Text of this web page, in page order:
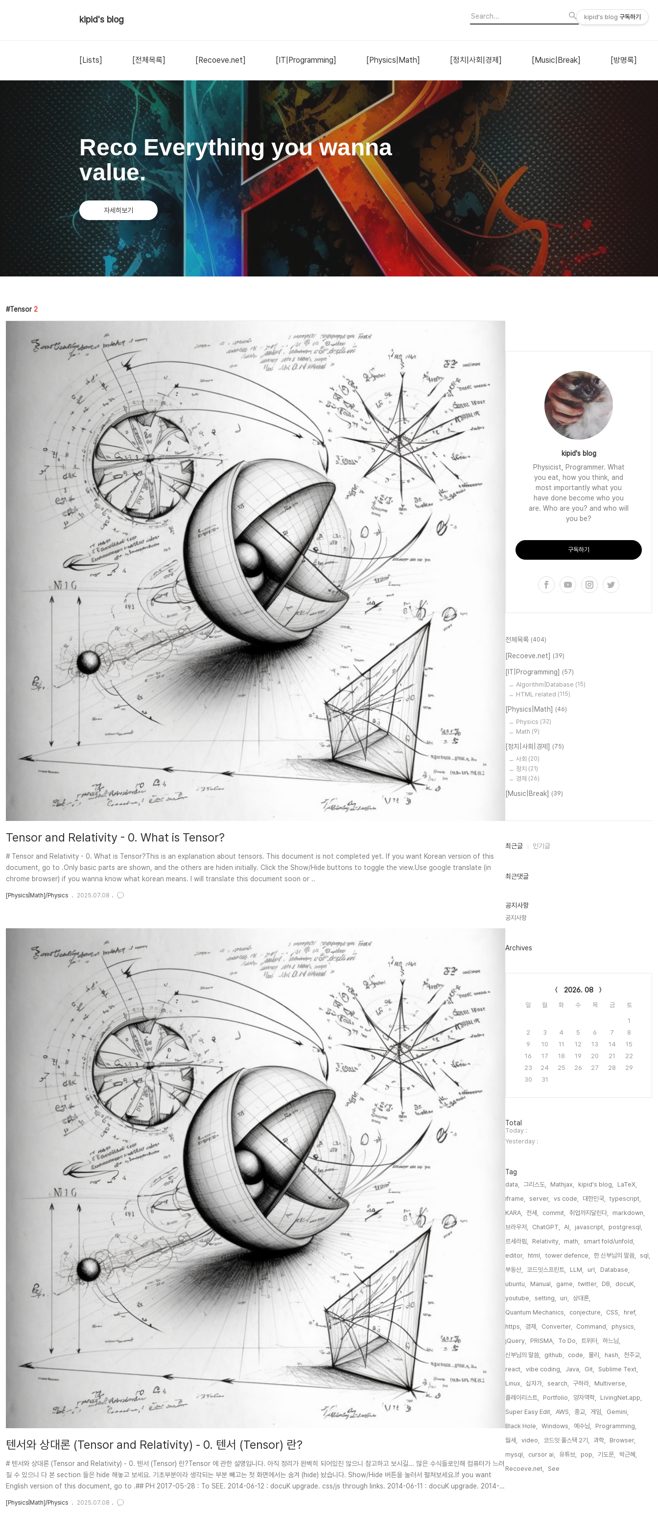
kipid's blog
[Lists] [전체목록] [Recoeve.net] [IT|Programming] [Physics|Math] [정치|사회|경제] [Music|Break] [방명록]
Reco Everything you wanna
value.
자세히보기
Tensor 2
Tensor and Relativity - 0. What is Tensor?
# Tensor and Relativity - 0. What is Tensor?This is an explanation about tensors. This document is not completed yet. If you want Korean version of this
document, go to .Only basic parts are shown, and the others are hiden initially. Click the Show/Hide buttons to toggle the view.Use google translate (in
chrome browser) if you wanna know what korean means. I will translate this document soon or ..
[Physics|Math]/Physics 2025.07.08
텐서와 상대론 (Tensor and Relativity) - 0. 텐서 (Tensor) 란?
# 텐서와 상대론 (Tensor and Relativity) - 0. 텐서 (Tensor) 란?Tensor 에 관한 설명입니다. 아직 정리가 완벽히 되어있진 않으니 참고하고 보시길... 많은 수식들로인해 컴퓨터가 느려
질 수 있으니 다 본 section 들은 hide 해놓고 보세요. 기초부분이라 생각되는 부분 빼고는 첫 화면에서는 숨겨 (hide) 놨습니다. Show/Hide 버튼을 눌러서 펼쳐보세요.If you want
English version of this document, go to .## PH 2017-05-28 : To SEE. 2014-06-12 : docuK upgrade. css/js through links. 2014-06-11 : docuK upgrade. 2014-
[Physics|Math]/Physics 2025.07.08
kipid's blog
Physicist, Programmer. What
you eat, how you think, and
most importantly what you
have done become who you
are. Who are you? and who will
you be?
구독하기
전체목록 (404)
[Recoeve.net] (39)
[IT|Programming] (57)
Algorithm|Database (15)
HTML related (115)
[Physics|Math] (46)
Physics (32)
Math (9)
[정치|사회|경제] (75)
사회 (20)
정치 (21)
경제 (26)
[Music|Break] (39)
최
인
최근글 인기글
최근댓글
공지사항
공지사항
Archives
2026. 08
일 월 화 수 목 금 토
1
2
3 4 5 6 7
8
9
10 11 12 13 14
15
16
17 18 19 20 21
22
23
24 25 26 27 28
29
30
31
방
문
자
수
Total
Today :
Yesterday :
Tag
data, 그리스도, Mathjax, kipid's blog,
LaTeX,
iframe,
server, vs code, 대한민국,
typescript,
KARA,
전세, commit, 취업까지달린다,
markdown,
브라우저,
ChatGPT, AI, javascript,
postgresql,
르세라핌,
Relativity, math,
smart fold/unfold,
editor,
html, tower defence, 한 신부님의 말씀,
sql,
부동산,
코드잇스프린트, LLM, url,
Database,
ubuntu,
Manual, game, twitter, DB,
docuK,
youtube,
setting, uri,
상대론,
Quantum Mechanics,
conjecture, CSS,
href,
https,
경제, Converter, Command,
physics,
jQuery,
PRISMA, To Do, 트위터,
하느님,
신부님의 말씀,
github, code, 물리, hash,
천주교,
react,
vibe coding, Java, Git,
Sublime Text,
Linux,
십자가, search, 구하라,
Multiverse,
플레이리스트,
Portfolio, 양자역학,
LivingNet.app,
Super Easy Edit,
AWS, 종교, 게임,
Gemini,
Black Hole,
Windows, 예수님,
Programming,
월세,
video, 코드잇 풀스택 2기, 과학,
Browser,
mysql,
cursor ai, 유튜브, pop, 기도문,
박근혜,
Recoeve.net,
See,
kipid's blog 구독하기